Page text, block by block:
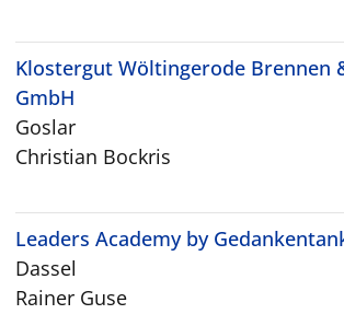
Klostergut Wöltingerode Brennen
GmbH
Goslar
Christian Bockris
Leaders Academy by
Dassel
Rainer Guse